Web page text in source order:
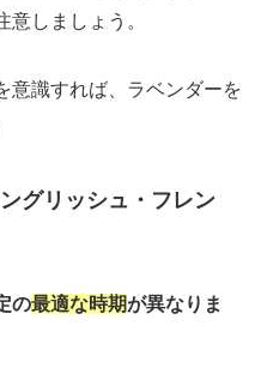
しましょう。
意識すれば、ラベンダーを
グリッシュ・フレン
の最適な時期が異なりま